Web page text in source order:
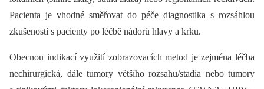
Pacienta je vhodné směřovat do péče dia­gnostika s rozsáhlou
zkušeností s pacienty po léčbě nádorů hlavy a krku.
Obecnou indikací využití zobrazovacích metod je zejména léčba
nechirurgická, dále tumory většího rozsahu/stadia nebo tumory